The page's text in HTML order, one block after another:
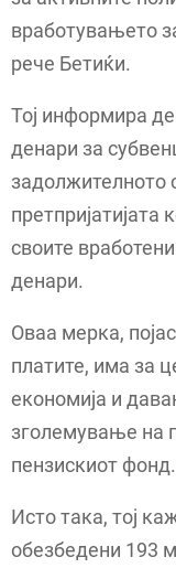
вработувањето
рече Бетиќи.
Тој информира
денари за
задолжителното
претпријатијата
своите
денари.
Оваа мерка,
платите, има за
економија и
зголемување на
пензискиот фонд.
Исто така, тој
обезбедени 193